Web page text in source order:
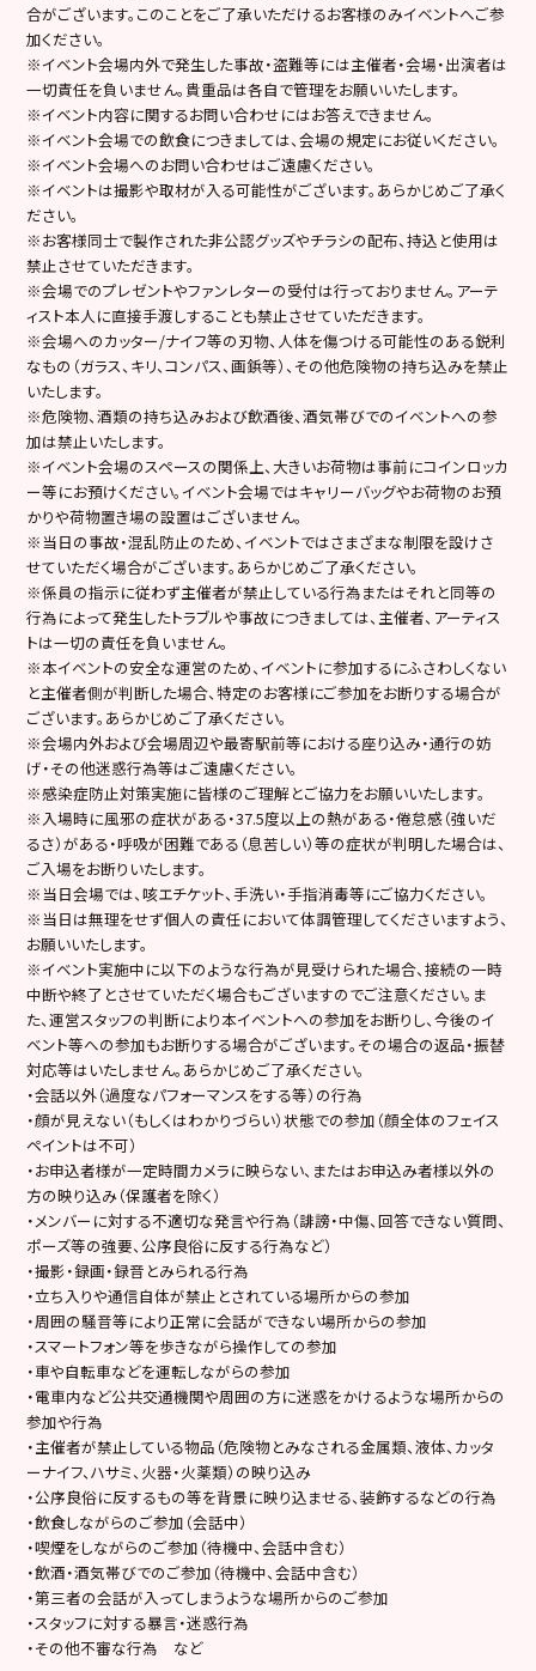
合がございます。このことをご了承いただけるお客様のみイベントへご参
加ください。
※イベント会場内外で発生した事故・盗難等には主催者・会場・出演者は
一切責任を負いません。貴重品は各自で管理をお願いいたします。
※イベント内容に関するお問い合わせにはお答えできません。
※イベント会場での飲食につきましては、会場の規定にお従いください。
※イベント会場へのお問い合わせはご遠慮ください。
※イベントは撮影や取材が入る可能性がございます。あらかじめご了承く
ださい。
※お客様同士で製作された非公認グッズやチラシの配布、持込と使用は
禁止させていただきます。
※会場でのプレゼントやファンレターの受付は行っておりません。アーテ
ィスト本人に直接手渡しすることも禁止させていただきます。
※会場へのカッター/ナイフ等の刃物、人体を傷つける可能性のある鋭利
なもの（ガラス、キリ、コンパス、画鋲等）、その他危険物の持ち込みを禁止
いたします。
※危険物、酒類の持ち込みおよび飲酒後、酒気帯びでのイベントへの参
加は禁止いたします。
※イベント会場のスペースの関係上、大きいお荷物は事前にコインロッカ
ー等にお預けください。イベント会場ではキャリーバッグやお荷物のお預
かりや荷物置き場の設置はございません。
※当日の事故・混乱防止のため、イベントではさまざまな制限を設けさ
せていただく場合がございます。あらかじめご了承ください。
※係員の指示に従わず主催者が禁止している行為またはそれと同等の
行為によって発生したトラブルや事故につきましては、主催者、アーティス
トは一切の責任を負いません。
※本イベントの安全な運営のため、イベントに参加するにふさわしくない
と主催者側が判断した場合、特定のお客様にご参加をお断りする場合が
ございます。あらかじめご了承ください。
※会場内外および会場周辺や最寄駅前等における座り込み・通行の妨
げ・その他迷惑行為等はご遠慮ください。
※感染症防止対策実施に皆様のご理解とご協力をお願いいたします。
※入場時に風邪の症状がある・37.5度以上の熱がある・倦怠感（強いだ
るさ）がある・呼吸が困難である（息苦しい）等の症状が判明した場合は、
ご入場をお断りいたします。
※当日会場では、咳エチケット、手洗い・手指消毒等にご協力ください。
※当日は無理をせず個人の責任において体調管理してくださいますよう、
お願いいたします。
※イベント実施中に以下のような行為が見受けられた場合、接続の一時
中断や終了とさせていただく場合もございますのでご注意ください。ま
た、運営スタッフの判断により本イベントへの参加をお断りし、今後のイ
ベント等への参加もお断りする場合がございます。その場合の返品・振替
対応等はいたしません。あらかじめご了承ください。
・会話以外（過度なパフォーマンスをする等）の行為
・顔が見えない（もしくはわかりづらい）状態での参加（顔全体のフェイス
ペイントは不可）
・お申込者様が一定時間カメラに映らない、またはお申込み者様以外の
方の映り込み（保護者を除く）
・メンバーに対する不適切な発言や行為（誹謗・中傷、回答できない質問、
ポーズ等の強要、公序良俗に反する行為など）
・撮影・録画・録音とみられる行為
・立ち入りや通信自体が禁止とされている場所からの参加
・周囲の騒音等により正常に会話ができない場所からの参加
・スマートフォン等を歩きながら操作しての参加
・車や自転車などを運転しながらの参加
・電車内など公共交通機関や周囲の方に迷惑をかけるような場所からの
参加や行為
・主催者が禁止している物品（危険物とみなされる金属類、液体、カッタ
ーナイフ、ハサミ、火器・火薬類）の映り込み
・公序良俗に反するもの等を背景に映り込ませる、装飾するなどの行為
・飲食しながらのご参加（会話中）
・喫煙をしながらのご参加（待機中、会話中含む）
・飲酒・酒気帯びでのご参加（待機中、会話中含む）
・第三者の会話が入ってしまうような場所からのご参加
・スタッフに対する暴言・迷惑行為
・その他不審な行為 など